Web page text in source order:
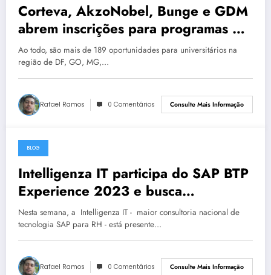
Corteva, AkzoNobel, Bunge e GDM
abrem inscrições para programas de
estágio
Ao todo, são mais de 189 oportunidades para universitários na
região de DF, GO, MG,…
Rafael Ramos 0 Comentários Consulte Mais Informação
29 de abril de 2023
BLOG
Intelligenza IT participa do SAP BTP
Experience 2023 e busca
aprofundar sua expertise na solução
Nesta semana, a Intelligenza IT - maior consultoria nacional de
tecnologia SAP para RH - está presente…
Rafael Ramos 0 Comentários Consulte Mais Informação